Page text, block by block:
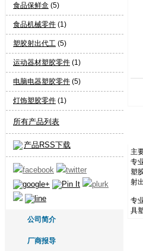
食品保鲜盒 (5)
食品机械零件 (1)
塑胶射出代工 (5)
运动器材塑胶零件 (1)
电脑电器塑胶零件 (5)
灯饰塑胶零件 (1)
所有产品列表
产品RSS下载
公司简介
厂商报导
主
专
塑
射
专
具